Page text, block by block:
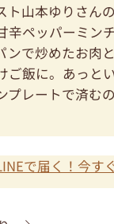
ト山本ゆりさん
辛ペッパーミン
ンで炒めたお肉
ご飯に。あっと
プレートで済む
で届く！今す